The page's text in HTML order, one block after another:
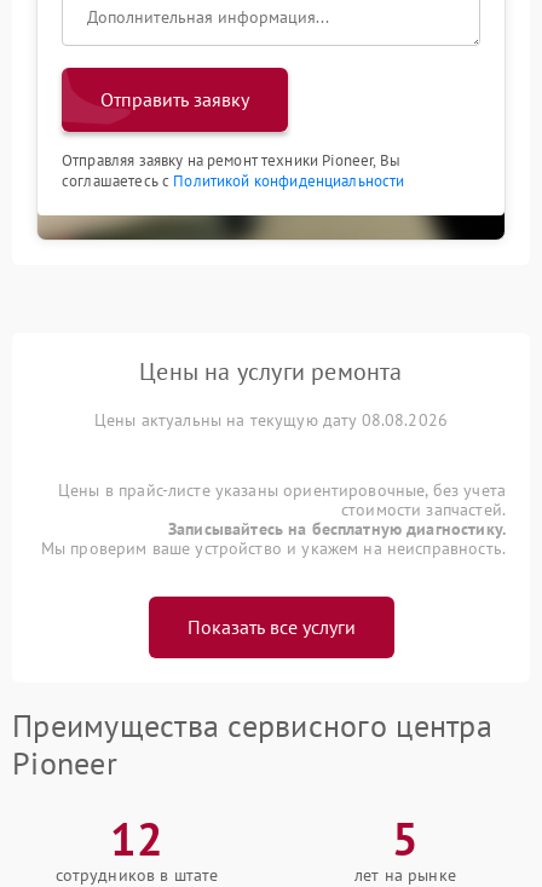
Отправить заявку
Отправляя заявку на ремонт техники Pioneer, Вы
соглашаетесь с Политикой конфиденциальности
Цены на услуги ремонта
Цены актуальны на текущую дату 08.08.2026
Цены в прайс-листе указаны ориентировочные, без учета
стоимости запчастей.
Записывайтесь на бесплатную диагностику.
Мы проверим ваше устройство и укажем на неисправность.
Показать все услуги
Преимущества сервисного центра
Pioneer
12
сотрудников в штате
5
лет на рынке